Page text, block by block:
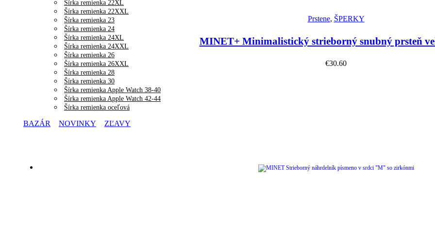
Šírka remienka 22XL
Šírka remienka 22XXL
Šírka remienka 23
Šírka remienka 24
Šírka remienka 24XL
Šírka remienka 24XXL
Šírka remienka 26
Šírka remienka 26XXL
Šírka remienka 28
Šírka remienka 30
Šírka remienka Apple Watch 38-40
Šírka remienka Apple Watch 42-44
Šírka remienka oceľová
BAZÁR NOVINKY ZĽAVY
Prstene, ŠPERKY
MINET+ Minimalistický strieborný snubný prsteň
€30.60